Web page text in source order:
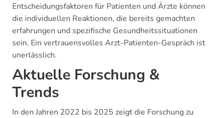
Entscheidungsfaktoren für Patienten und Ärzte können
die individuellen Reaktionen, die bereits gemachten
erfahrungen und spezifische Gesundheitssituationen
sein. Ein vertrauensvolles Arzt-Patienten-Gespräch ist
unerlässlich.
Aktuelle Forschung &
Trends
In den Jahren 2022 bis 2025 zeigt die Forschung zu